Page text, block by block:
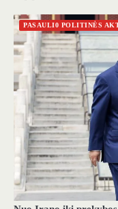
PASAULI0 POLITINĖS